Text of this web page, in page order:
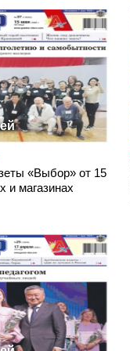
«Выбор» от 15
и магазинах